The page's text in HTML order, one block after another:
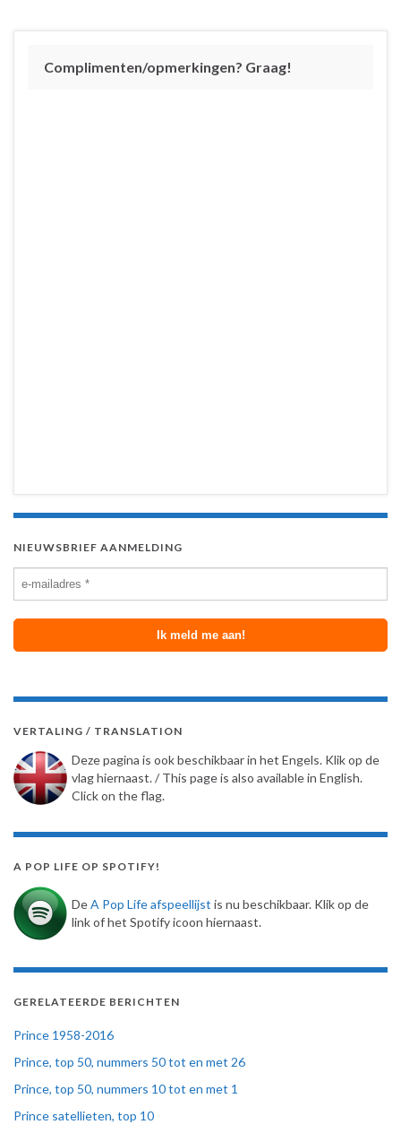
Complimenten/opmerkingen? Graag!
NIEUWSBRIEF AANMELDING
VERTALING / TRANSLATION
Deze pagina is ook beschikbaar in het Engels. Klik op de
vlag hiernaast. / This page is also available in English.
Click on the flag.
A POP LIFE OP SPOTIFY!
DeA Pop Life afspeellijst is nu beschikbaar. Klik op de
link of het Spotify icoon hiernaast.
GERELATEERDE BERICHTEN
Prince 1958-2016
Prince, top 50, nummers 50 tot en met 26
Prince, top 50, nummers 10 tot en met 1
Prince satellieten, top 10